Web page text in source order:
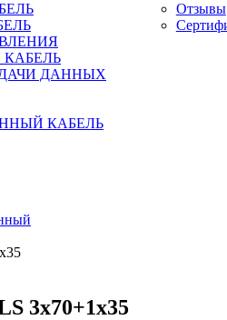
ДАННЫХ
КАБЕЛЬ
Отзывы
3х70+1х35